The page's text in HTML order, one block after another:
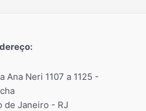
Ana Neri 1107 a 1125 -
de Janeiro - RJ